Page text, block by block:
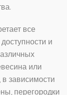
все
и
или
зависимости
перегородки